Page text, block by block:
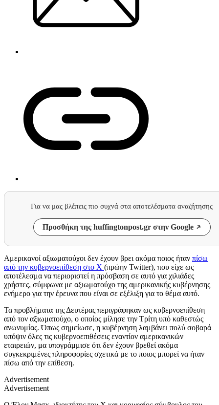
Για να μας βλέπεις πιο συχνά στα αποτελέσματα αναζήτησης
Προσθήκη της huffingtonpost.gr στην Google
Αμερικανοί αξιωματούχοι δεν έχουν βρει ακόμα ποιος ήταν πίσω
από την κυβερνοεπίθεση στο Χ (πρώην Twitter), που είχε ως
αποτέλεσμα να περιοριστεί η πρόσβαση σε αυτό για χιλιάδες
χρήστες, σύμφωνα με αξιωματούχο της αμερικανικής κυβέρνησης
ενήμερο για την έρευνα που είναι σε εξέλιξη για το θέμα αυτό.
Τα προβλήματα της Δευτέρας περιγράφηκαν ως κυβερνοεπίθεση
από τον αξιωματούχο, ο οποίος μίλησε την Τρίτη υπό καθεστώς
ανωνυμίας. Όπως σημείωσε, η κυβέρνηση λαμβάνει πολύ σοβαρά
υπόψιν όλες τις κυβερνοεπιθέσεις εναντίον αμερικανικών
εταιρειών, μα υπογράμμισε ότι δεν έχουν βρεθεί ακόμα
συγκεκριμένες πληροφορίες σχετικά με το ποιος μπορεί να ήταν
πίσω από την επίθεση.
Advertisement
Advertisement